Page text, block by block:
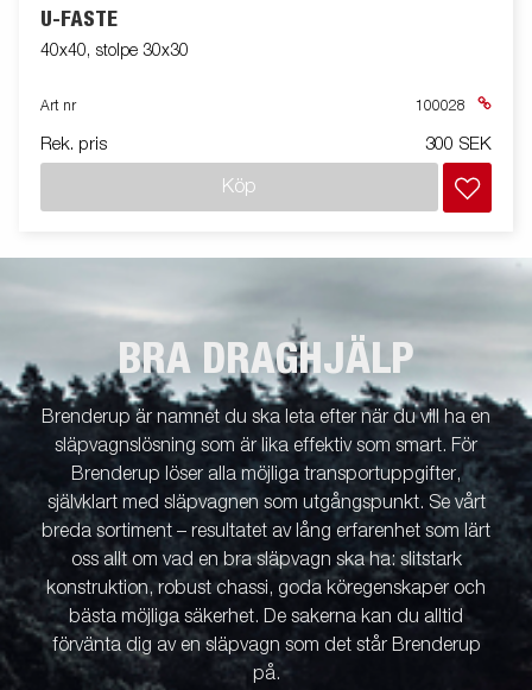
U-FÄSTE
40x40, stolpe 30x30
Art nr 100028
Rek. pris 300 SEK
Köp
BRA DRAGHJÄLP
Brenderup är namnet du ska leta efter när du vill ha en
släpvagnslösning som är lika effektiv som smart. För
Brenderup löser alla möjliga transportuppgifter,
självklart med släpvagnen som utgångspunkt. Se vårt
breda sortiment – resultatet av lång erfarenhet som lärt
oss allt om vad en bra släpvagn ska ha: slitstark
konstruktion, robust chassi, goda köregenskaper och
bästa möjliga säkerhet. De sakerna kan du alltid
förvänta dig av en släpvagn som det står Brenderup
på.